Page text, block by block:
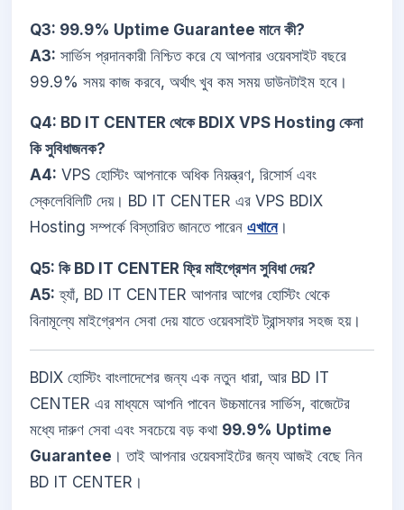
Q3: 99.9% Uptime Guarantee মানে কী?
A3: সার্ভিস প্রদানকারী নিশ্চিত করে যে আপনার ওয়েবসাইট বছরে
99.9% সময় কাজ করবে, অর্থাৎ খুব কম সময় ডাউনটাইম হবে।
Q4: BD IT CENTER থেকে BDIX VPS Hosting কেনা
কি সুবিধাজনক?
A4: VPS হোস্টিং আপনাকে অধিক নিয়ন্ত্রণ, রিসোর্স এবং
স্কেলেবিলিটি দেয়। BD IT CENTER এর VPS BDIX
Hosting সম্পর্কে বিস্তারিত জানতে পারেন এখানে।
Q5: কি BD IT CENTER ফ্রি মাইগ্রেশন সুবিধা দেয়?
A5: হ্যাঁ, BD IT CENTER আপনার আগের হোস্টিং থেকে
বিনামূল্যে মাইগ্রেশন সেবা দেয় যাতে ওয়েবসাইট ট্রান্সফার সহজ হয়।
BDIX হোস্টিং বাংলাদেশের জন্য এক নতুন ধারা, আর BD IT
CENTER এর মাধ্যমে আপনি পাবেন উচ্চমানের সার্ভিস, বাজেটের
মধ্যে দারুণ সেবা এবং সবচেয়ে বড় কথা 99.9% Uptime
Guarantee । তাই আপনার ওয়েবসাইটের জন্য আজই বেছে নিন
BD IT CENTER।